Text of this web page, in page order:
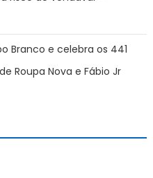
Branco e celebra os 441
Roupa Nova e Fábio Jr